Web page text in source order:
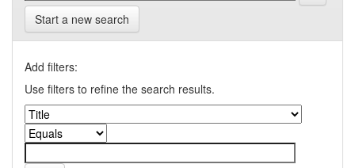
Start a new search
Add filters:
Use filters to refine the search results.